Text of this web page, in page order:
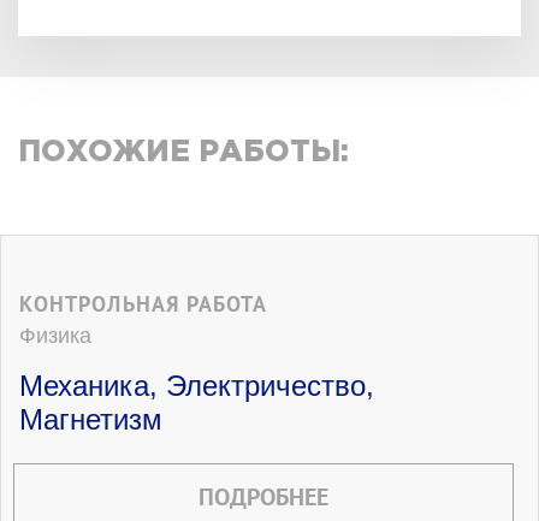
ПОХОЖИЕ РАБОТЫ:
КОНТРОЛЬНАЯ РАБОТА
Физика
Механика, Электричество,
Магнетизм
ПОДРОБНЕЕ